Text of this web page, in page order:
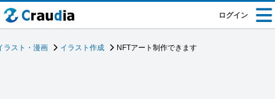
ログイン
ラスト・漫画 イラスト作成 NFTアート制作できます